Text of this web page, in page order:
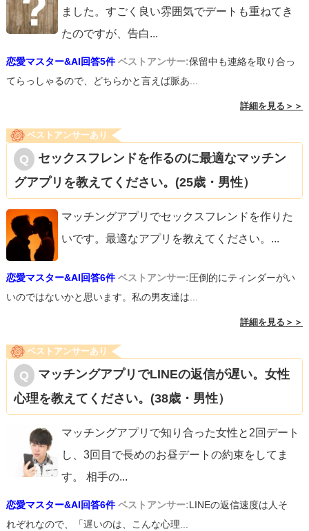
ました。すごく良い雰囲気でデートも重ねてき
たのですが、告白...
恋愛マスター&AI回答5件 ベストアンサー:保留中も連絡を取り合っ
てらっしゃるので、どちらかと言えば脈あ...
詳細を見る＞＞
ベストアンサーあり
セックスフレンドを作るのに最適なマッチン
グアプリを教えてください。(25歳・男性）
マッチングアプリでセックスフレンドを作りた
いです。最適なアプリを教えてください。 ...
恋愛マスター&AI回答6件 ベストアンサー:圧倒的にティンダーがい
いのではないかと思います。私の男友達は...
詳細を見る＞＞
ベストアンサーあり
マッチングアプリでLINEの返信が遅い。女性
心理を教えてください。(38歳・男性）
マッチングアプリで知り合った女性と2回デート
し、3回目で長めのお昼デートの約束をしてま
す。 相手の...
恋愛マスター&AI回答6件 ベストアンサー:LINEの返信速度は人そ
れぞれなので、「遅いのは、こんな心理...